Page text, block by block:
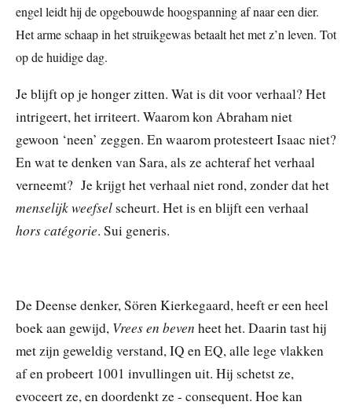
engel leidt hij de opgebouwde hoogspanning af naar een dier.
Het arme schaap in het struikgewas betaalt het met z’n leven. Tot
op de huidige dag.
Je blijft op je honger zitten. Wat is dit voor verhaal? Het
intrigeert, het irriteert. Waarom kon Abraham niet
gewoon ‘neen’ zeggen. En waarom protesteert Isaac niet?
En wat te denken van Sara, als ze achteraf het verhaal
verneemt? Je krijgt het verhaal niet rond, zonder dat het
menselijk weefselscheurt. Het is en blijft een verhaal
hors catégorie. Sui generis.
De Deense denker, Sören Kierkegaard, heeft er een heel
boek aan gewijd, Vrees en beven heet het. Daarin tast hij
met zijn geweldig verstand, IQ en EQ, alle lege vlakken
af en probeert 1001 invullingen uit. Hij schetst ze,
evoceert ze, en doordenkt ze - consequent. Hoe kan